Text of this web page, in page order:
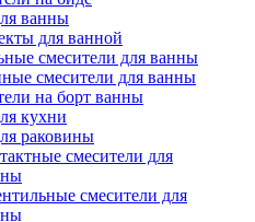
ванны
для ванной
смесители для ванны
смесители для ванны
на борт ванны
кухни
раковины
смесители для
смесители для